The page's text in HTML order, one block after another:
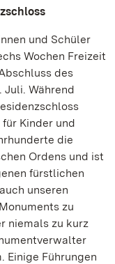
und Schüler
Wochen Freizeit
des
Juli. Während
Kinder und
die
Ordens und ist
fürstlichen
unseren
zu
niemals zu kurz
Einige Führungen